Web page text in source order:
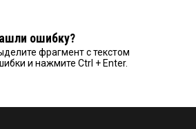
ошибку?
фрагмент с текстом
и нажмите Ctrl + Enter.